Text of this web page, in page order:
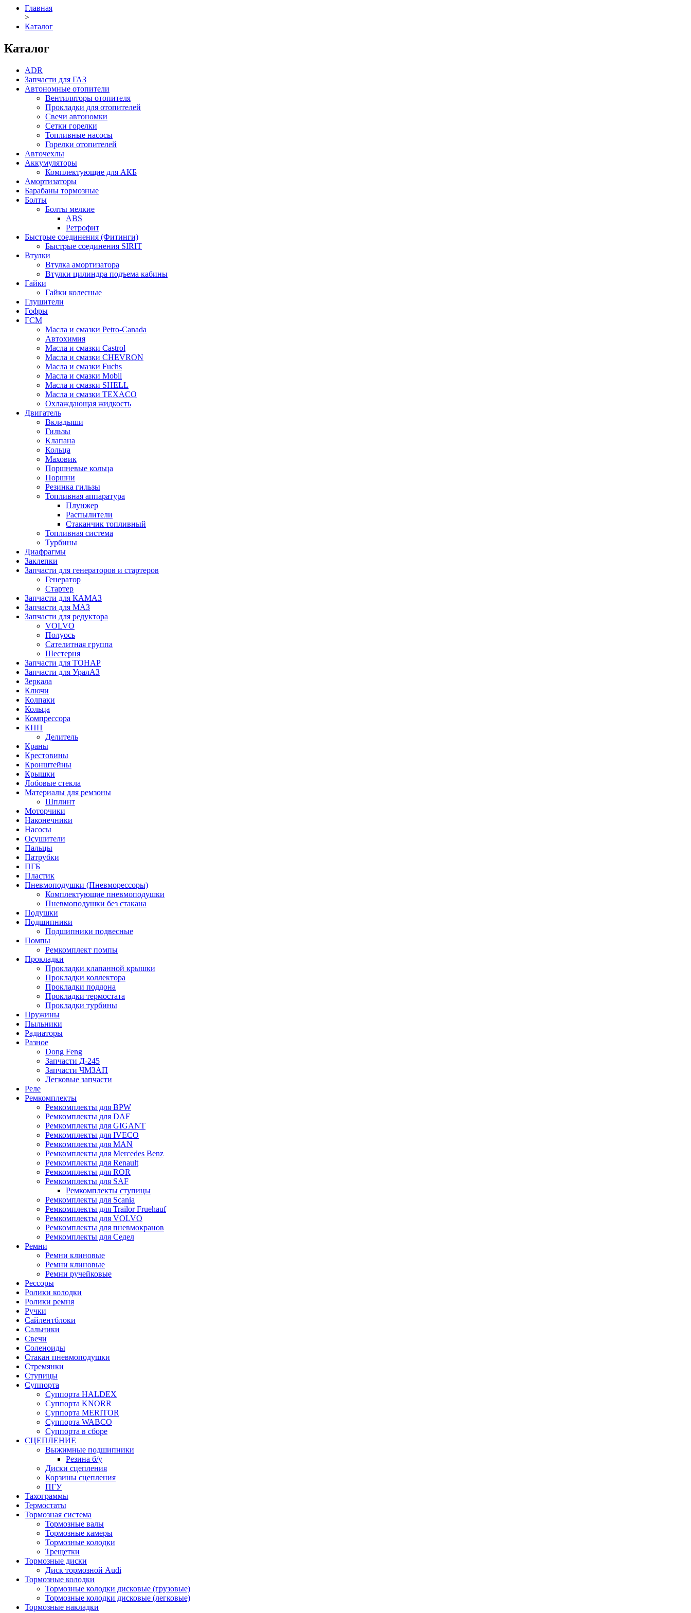
Главная
>
Каталог
Каталог
ADR
Запчасти для ГАЗ
Автономные отопители
Вентиляторы отопителя
Прокладки для отопителей
Свечи автономки
Сетки горелки
Топливные насосы
Горелки отопителей
Авточехлы
Аккумуляторы
Комплектующие для АКБ
Амортизаторы
Барабаны тормозные
Болты
Болты мелкие
ABS
Ретрофит
Быстрые соединения (Фитинги)
Быстрые соединения SIRIT
Втулки
Втулка амортизатора
Втулки цилиндра подъема кабины
Гайки
Гайки колесные
Глушители
Гофры
ГСМ
Масла и смазки Petro-Canada
Автохимия
Масла и смазки Castrol
Масла и смазки CHEVRON
Масла и смазки Fuchs
Масла и смазки Mobil
Масла и смазки SHELL
Масла и смазки TEXACO
Охлаждающая жидкость
Двигатель
Вкладыши
Гильзы
Клапана
Кольца
Маховик
Поршневые кольца
Поршни
Резинка гильзы
Топливная аппаратура
Плунжер
Распылители
Стаканчик топливный
Топливная система
Турбины
Диафрагмы
Заклепки
Запчасти для генераторов и стартеров
Генератор
Стартер
Запчасти для КАМАЗ
Запчасти для МАЗ
Запчасти для редуктора
VOLVO
Полуось
Сателитная группа
Шестерня
Запчасти для ТОНАР
Запчасти для УралАЗ
Зеркала
Ключи
Колпаки
Кольца
Компрессора
КПП
Делитель
Краны
Крестовины
Кронштейны
Крышки
Лобовые стекла
Материалы для ремзоны
Шплинт
Моторчики
Наконечники
Насосы
Осушители
Пальцы
Патрубки
ПГБ
Пластик
Пневмоподушки (Пневморессоры)
Комплектующие пневмоподушки
Пневмоподушки без стакана
Подушки
Подшипники
Подшипники подвесные
Помпы
Ремкомплект помпы
Прокладки
Прокладки клапанной крышки
Прокладки коллектора
Прокладки поддона
Прокладки термостата
Прокладки турбины
Пружины
Пыльники
Радиаторы
Разное
Dong Feng
Запчасти Д-245
Запчасти ЧМЗАП
Легковые запчасти
Реле
Ремкомплекты
Ремкомплекты для BPW
Ремкомплекты для DAF
Ремкомплекты для GIGANT
Ремкомплекты для IVECO
Ремкомплекты для MAN
Ремкомплекты для Mercedes Benz
Ремкомплекты для Renault
Ремкомплекты для ROR
Ремкомплекты для SAF
Ремкомплекты ступицы
Ремкомплекты для Scania
Ремкомплекты для Trailor Fruehauf
Ремкомплекты для VOLVO
Ремкомплекты для пневмокранов
Ремкомплекты для Седел
Ремни
Ремни клиновые
Ремни клиновые
Ремни ручейковые
Рессоры
Ролики колодки
Ролики ремня
Ручки
Сайлентблоки
Сальники
Свечи
Соленоиды
Стакан пневмоподушки
Стремянки
Ступицы
Суппорта
Суппорта HALDEX
Суппорта KNORR
Суппорта MERITOR
Суппорта WABCO
Суппорта в сборе
СЦЕПЛЕНИЕ
Выжимные подшипники
Резина б/у
Диски сцепления
Корзины сцепления
ПГУ
Тахограммы
Термостаты
Тормозная система
Тормозные валы
Тормозные камеры
Тормозные колодки
Трещетки
Тормозные диски
Диск тормозной Audi
Тормозные колодки
Тормозные колодки дисковые (грузовые)
Тормозные колодки дисковые (легковые)
Тормозные накладки